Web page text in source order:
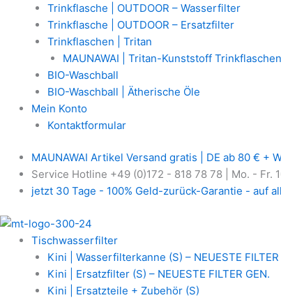
Trinkflasche | OUTDOOR – Wasserfilter
Trinkflasche | OUTDOOR – Ersatzfilter
Trinkflaschen | Tritan
MAUNAWAI | Tritan-Kunststoff
BIO-Waschball
BIO-Waschball | Ätherische Öle
Mein Konto
Kontaktformular
MAUNAWAI Artikel Versand gratis | DE ab 80 € +
Service Hotline +49 (0)172 - 818 78 78 | Mo. - Fr.
jetzt 30 Tage - 100% Geld-zurück-Garantie - auf
Tischwasserfilter
Kini | Wasserfilterkanne (S) – NEUESTE FILTER
Kini | Ersatzfilter (S) – NEUESTE FILTER GEN.
Kini | Ersatzteile + Zubehör (S)